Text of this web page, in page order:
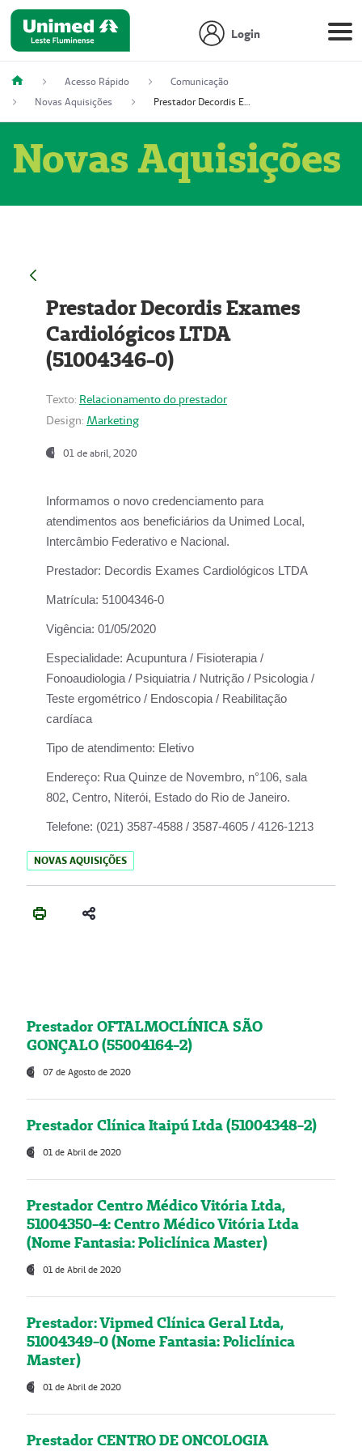
Login
Acesso Rápido
Comunicação
Novas Aquisições
Prestador Decordis Exames Cardiológicos LTDA (51004346-0)
Novas Aquisições
Prestador Decordis Exames
Cardiológicos LTDA
(51004346-0)
Texto: Relacionamento do prestador
Design: Marketing
01 de abril, 2020
Informamos o novo credenciamento para
atendimentos aos beneficiários da Unimed Local,
Intercâmbio Federativo e Nacional.
Prestador: Decordis Exames Cardiológicos LTDA
Matrícula: 51004346-0
Vigência: 01/05/2020
Especialidade: Acupuntura / Fisioterapia /
Fonoaudiologia / Psiquiatria / Nutrição / Psicologia /
Teste ergométrico / Endoscopia / Reabilitação
cardíaca
Tipo de atendimento: Eletivo
Endereço: Rua Quinze de Novembro, n°106, sala
802, Centro, Niterói, Estado do Rio de Janeiro.
Telefone: (021) 3587-4588 / 3587-4605 / 4126-1213
NOVAS AQUISIÇÕES
Prestador OFTALMOCLÍNICA SÃO
GONÇALO (55004164-2)
07 de Agosto de 2020
Prestador Clínica Itaipú Ltda (51004348-2)
01 de Abril de 2020
Prestador Centro Médico Vitória Ltda,
51004350-4: Centro Médico Vitória Ltda
(Nome Fantasia: Policlínica Master)
01 de Abril de 2020
Prestador: Vipmed Clínica Geral Ltda,
51004349-0 (Nome Fantasia: Policlínica
Master)
01 de Abril de 2020
Prestador CENTRO DE ONCOLOGIA